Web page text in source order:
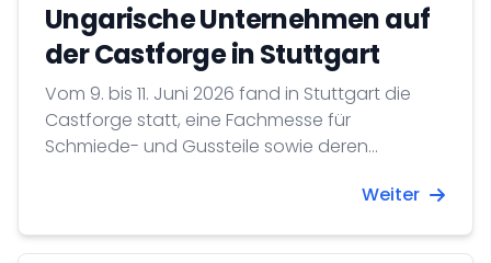
Ungarische Unternehmen auf
der Castforge in Stuttgart
Vom 9. bis 11. Juni 2026 fand in Stuttgart die
Castforge statt, eine Fachmesse für
Schmiede- und Gussteile sowie deren
Weiter